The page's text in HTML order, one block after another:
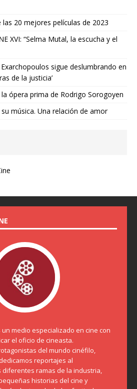
las 20 mejores películas de 2023
XVI: “Selma Mutal, la escucha y el
sigue deslumbrando en
de la justicia’
la ópera prima de Rodrigo Sorogoyen
música. Una relación de amor
un medio especializado en cine con
el oficio de cineasta.
del mundo cinéfilo,
reportajes al
ramas de la industria,
historias del cine y